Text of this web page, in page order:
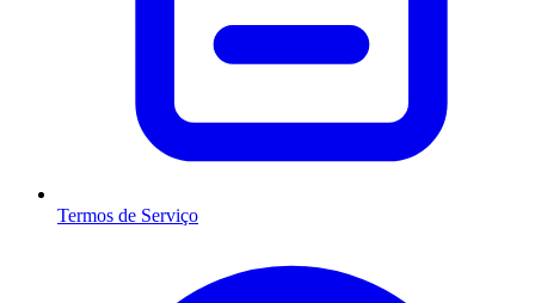
Termos de Serviço